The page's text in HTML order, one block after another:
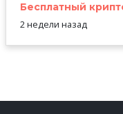
Бесплатный
2 недели назад